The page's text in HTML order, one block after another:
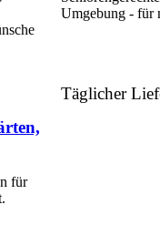
Umgebung - für
für
Täglicher